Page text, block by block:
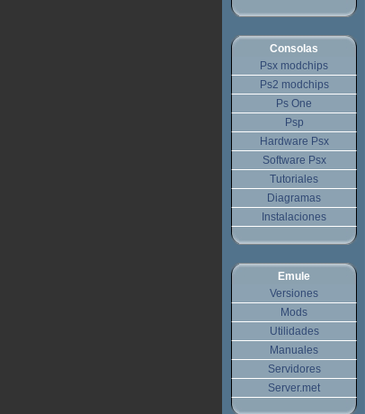
Consolas
Psx modchips
Ps2 modchips
Ps One
Psp
Hardware Psx
Software Psx
Tutoriales
Diagramas
Instalaciones
Emule
Versiones
Mods
Utilidades
Manuales
Servidores
Server.met